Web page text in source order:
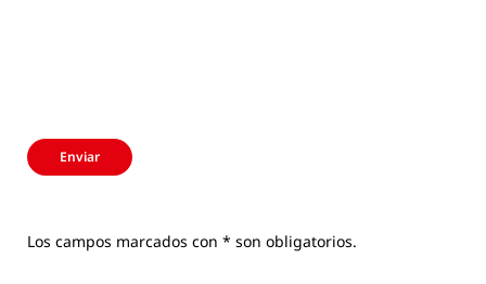
Enviar
Los campos marcados con * son obligatorios.